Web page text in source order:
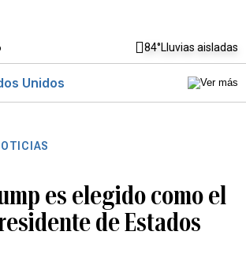
84°Lluvias aisladas
Unidos
es elegido como el
de Estados